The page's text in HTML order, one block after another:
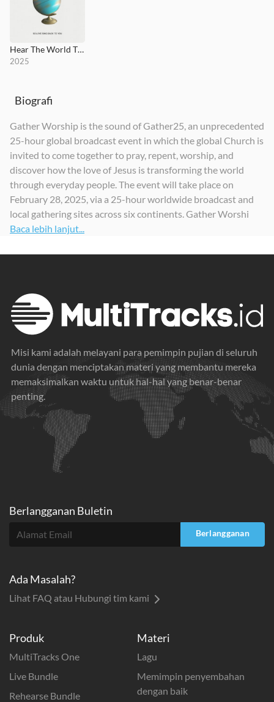
Hear The World That You So Love Sing Back to You
2025
Biografi
Gather Worship is the sound of Gather25, an unprecedented
25-hour global broadcast event in which the global Church is
invited to come together to pray, repent, worship, and
discover how the love of Jesus is transforming the world
through everyday people. The event will take place on
February 28, 2025, via a 25-hour worldwide broadcast and
local gathering sites across six continents. Gather Worshi
Baca lebih lanjut...
Misi kami adalah melayani para pemimpin pujian di seluruh
dunia dengan menciptakan materi yang membantu mereka
memaksimalkan waktu untuk hal-hal yang benar-benar
penting.
Produk
MultiTracks One
Live Bundle
Rehearse Bundle
Materi
Lagu
Memimpin penyembahan
dengan baik
Berlangganan Buletin
Berlangganan
Ada Masalah?
Lihat FAQ atau Hubungi tim kami